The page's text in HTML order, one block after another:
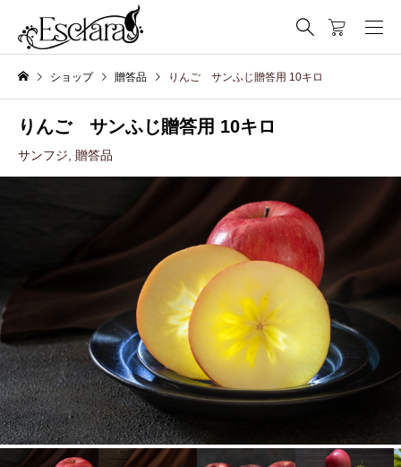
ショップ 贈答品 りんご サンふじ贈答用 10キロ
りんご サンふじ贈答用 10キロ
サンフジ 贈答品